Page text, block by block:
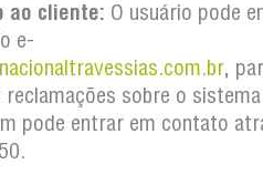
ao cliente: O usuário pode
e-
,
sobre o
pode entrar em contato